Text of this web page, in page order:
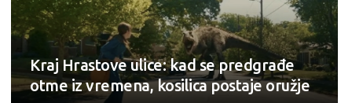
Kraj Hrastove ulice: kad se predgrađe
otme iz vremena, kosilica postaje oružje